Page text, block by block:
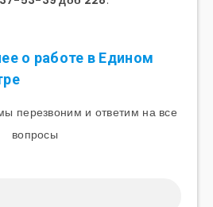
о работе в Едином
перезвоним и ответим на все
вопросы